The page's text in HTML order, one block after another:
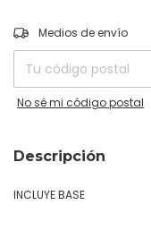
Entregas para el CP:
Medios de envío
No sé mi código postal
Descripción
INCLUYE BASE